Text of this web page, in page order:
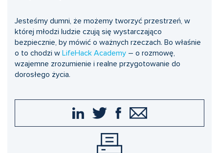
Jesteśmy dumni, że możemy tworzyć przestrzeń, w
której młodzi ludzie czują się wystarczająco
bezpiecznie, by mówić o ważnych rzeczach. Bo właśnie
o to chodzi w LifeHack Academy – o rozmowę,
wzajemne zrozumienie i realne przygotowanie do
dorosłego życia.